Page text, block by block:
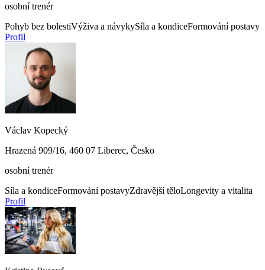
osobní trenér
Pohyb bez bolestiVýživa a návykySíla a kondiceFormování postavy
Profil
Václav Kopecký
Hrazená 909/16, 460 07 Liberec, Česko
osobní trenér
Síla a kondiceFormování postavyZdravější těloLongevity a vitalita
Profil